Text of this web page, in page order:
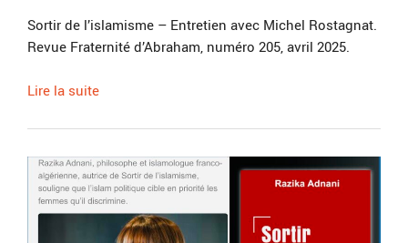
Sortir de l’islamisme – Entretien avec Michel Rostagnat.
Revue Fraternité d’Abraham, numéro 205, avril 2025.
Lire la suite